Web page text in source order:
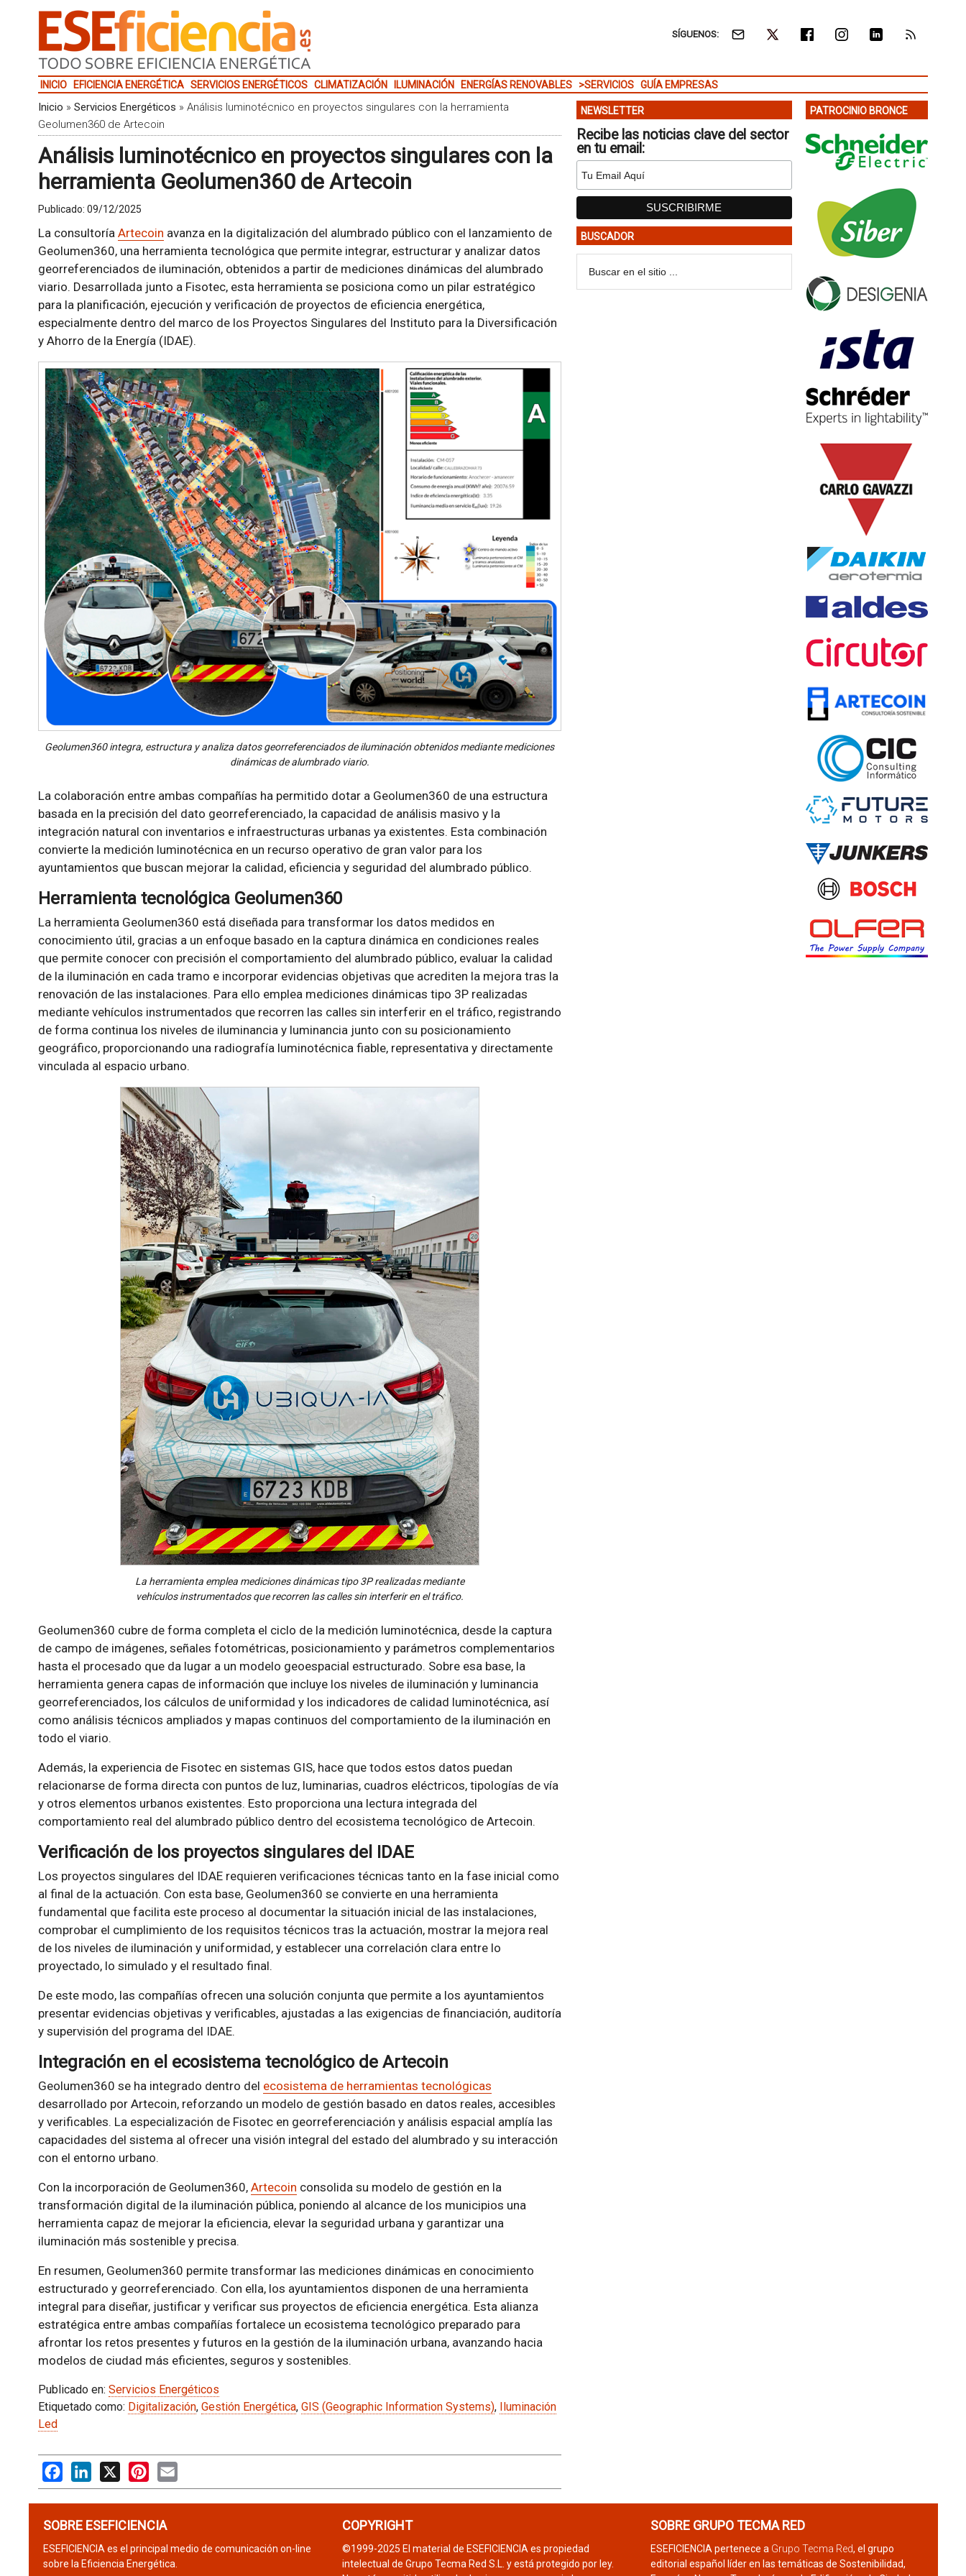
SÍGUENOS:
INICIO EFICIENCIA ENERGÉTICA SERVICIOS ENERGÉTICOS CLIMATIZACIÓN ILUMINACIÓN ENERGÍAS RENOVABLES >SERVICIOS GUÍA EMPRESAS
Inicio » Servicios Energéticos » Análisis luminotécnico en proyectos singulares con la herramienta
Geolumen360 de Artecoin
Análisis luminotécnico en proyectos singulares con la
herramienta Geolumen360 de Artecoin
Publicado: 09/12/2025
La consultoría Artecoin avanza en la digitalización del alumbrado público con el lanzamiento de
Geolumen360, una herramienta tecnológica que permite integrar, estructurar y analizar datos
georreferenciados de iluminación, obtenidos a partir de mediciones dinámicas del alumbrado
viario. Desarrollada junto a Fisotec, esta herramienta se posiciona como un pilar estratégico
para la planificación, ejecución y verificación de proyectos de eficiencia energética,
especialmente dentro del marco de los Proyectos Singulares del Instituto para la Diversificación
y Ahorro de la Energía (IDAE).
Geolumen360 integra, estructura y analiza datos georreferenciados de iluminación obtenidos mediante mediciones
dinámicas de alumbrado viario.
La colaboración entre ambas compañías ha permitido dotar a Geolumen360 de una estructura
basada en la precisión del dato georreferenciado, la capacidad de análisis masivo y la
integración natural con inventarios e infraestructuras urbanas ya existentes. Esta combinación
convierte la medición luminotécnica en un recurso operativo de gran valor para los
ayuntamientos que buscan mejorar la calidad, eficiencia y seguridad del alumbrado público.
Herramienta tecnológica Geolumen360
La herramienta Geolumen360 está diseñada para transformar los datos medidos en
conocimiento útil, gracias a un enfoque basado en la captura dinámica en condiciones reales
que permite conocer con precisión el comportamiento del alumbrado público, evaluar la calidad
de la iluminación en cada tramo e incorporar evidencias objetivas que acrediten la mejora tras la
renovación de las instalaciones. Para ello emplea mediciones dinámicas tipo 3P realizadas
mediante vehículos instrumentados que recorren las calles sin interferir en el tráfico, registrando
de forma continua los niveles de iluminancia y luminancia junto con su posicionamiento
geográfico, proporcionando una radiografía luminotécnica fiable, representativa y directamente
vinculada al espacio urbano.
La herramienta emplea mediciones dinámicas tipo 3P realizadas mediante
vehículos instrumentados que recorren las calles sin interferir en el tráfico.
Geolumen360 cubre de forma completa el ciclo de la medición luminotécnica, desde la captura
de campo de imágenes, señales fotométricas, posicionamiento y parámetros complementarios
hasta el procesado que da lugar a un modelo geoespacial estructurado. Sobre esa base, la
herramienta genera capas de información que incluye los niveles de iluminación y luminancia
georreferenciados, los cálculos de uniformidad y los indicadores de calidad luminotécnica, así
como análisis técnicos ampliados y mapas continuos del comportamiento de la iluminación en
todo el viario.
Además, la experiencia de Fisotec en sistemas GIS, hace que todos estos datos puedan
relacionarse de forma directa con puntos de luz, luminarias, cuadros eléctricos, tipologías de vía
y otros elementos urbanos existentes. Esto proporciona una lectura integrada del
comportamiento real del alumbrado público dentro del ecosistema tecnológico de Artecoin.
Verificación de los proyectos singulares del IDAE
Los proyectos singulares del IDAE requieren verificaciones técnicas tanto en la fase inicial como
al final de la actuación. Con esta base, Geolumen360 se convierte en una herramienta
fundamental que facilita este proceso al documentar la situación inicial de las instalaciones,
comprobar el cumplimiento de los requisitos técnicos tras la actuación, mostrar la mejora real
de los niveles de iluminación y uniformidad, y establecer una correlación clara entre lo
proyectado, lo simulado y el resultado final.
De este modo, las compañías ofrecen una solución conjunta que permite a los ayuntamientos
presentar evidencias objetivas y verificables, ajustadas a las exigencias de financiación, auditoría
y supervisión del programa del IDAE.
Integración en el ecosistema tecnológico de Artecoin
Geolumen360 se ha integrado dentro del ecosistema de herramientas tecnológicas
desarrollado por Artecoin, reforzando un modelo de gestión basado en datos reales, accesibles
y verificables. La especialización de Fisotec en georreferenciación y análisis espacial amplía las
capacidades del sistema al ofrecer una visión integral del estado del alumbrado y su interacción
con el entorno urbano.
Con la incorporación de Geolumen360, Artecoin consolida su modelo de gestión en la
transformación digital de la iluminación pública, poniendo al alcance de los municipios una
herramienta capaz de mejorar la eficiencia, elevar la seguridad urbana y garantizar una
iluminación más sostenible y precisa.
En resumen, Geolumen360 permite transformar las mediciones dinámicas en conocimiento
estructurado y georreferenciado. Con ella, los ayuntamientos disponen de una herramienta
integral para diseñar, justificar y verificar sus proyectos de eficiencia energética. Esta alianza
estratégica entre ambas compañías fortalece un ecosistema tecnológico preparado para
afrontar los retos presentes y futuros en la gestión de la iluminación urbana, avanzando hacia
modelos de ciudad más eficientes, seguros y sostenibles.
Publicado en: Servicios Energéticos
Etiquetado como: Digitalización, Gestión Energética, GIS (Geographic Information Systems), Iluminación
Led
FacebookLinkedIn
X PinterestEmail
NEWSLETTER
Recibe las noticias clave del sector
en tu email:
BUSCADOR
PATROCINIO BRONCE
SOBRE ESEFICIENCIA
ESEFICIENCIA es el principal medio de comunicación on-line
sobre la Eficiencia Energética.
COPYRIGHT
©1999-2025 El material de ESEFICIENCIA es propiedad
intelectual de Grupo Tecma Red S.L. y está protegido por ley.
SOBRE GRUPO TECMA RED
ESEFICIENCIA pertenece a Grupo Tecma Red, el grupo
editorial español líder en las temáticas de Sostenibilidad,